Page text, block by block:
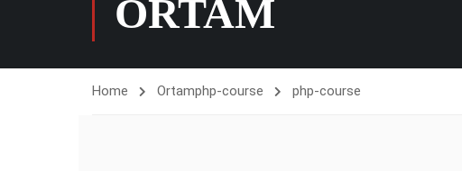
ORTAM
Home Ortamphp-course php-course